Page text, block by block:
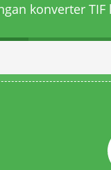
konverter TIF